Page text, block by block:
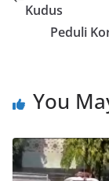
Kudus
Peduli
You